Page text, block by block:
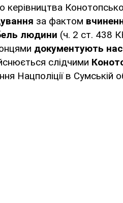
керівництва
за фактом
людини (ч. 2 ст. 438
документують
слідчими
Нацполіції в Сумській